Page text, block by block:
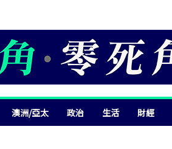
澳洲/亞太 政治 生活 財經